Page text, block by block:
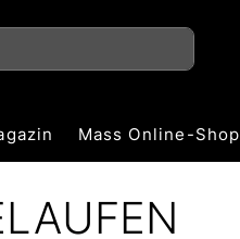
Mass Online-Shop